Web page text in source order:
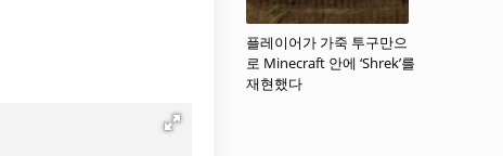
플레이어가 가죽 투구만으
로 Minecraft 안에 ‘Shrek’를
재현했다